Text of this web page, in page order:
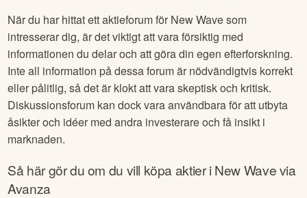
När du har hittat ett aktieforum för New Wavesom
intresserar dig, är det viktigt att vara försiktig med
informationen du delar och att göra din egen efterforskning.
Inte all information på dessa forum är nödvändigtvis korrekt
eller pålitlig, så det är klokt att vara skeptisk och kritisk.
Diskussionsforum kan dock vara användbara för att utbyta
åsikter och idéer med andra investerare och få insikt i
marknaden.
Så här gör du om du vill köpa aktier iNew Wavevia
Avanza